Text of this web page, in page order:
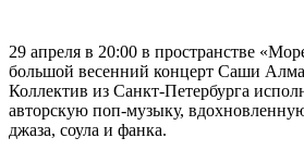
29 апреля в 20:00 в пространстве
большой весенний концерт Саши
Коллектив из Санкт-Петербурга
авторскую поп-музыку,
джаза, соула и фанка.